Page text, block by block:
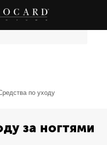
по уходу
за ногтями